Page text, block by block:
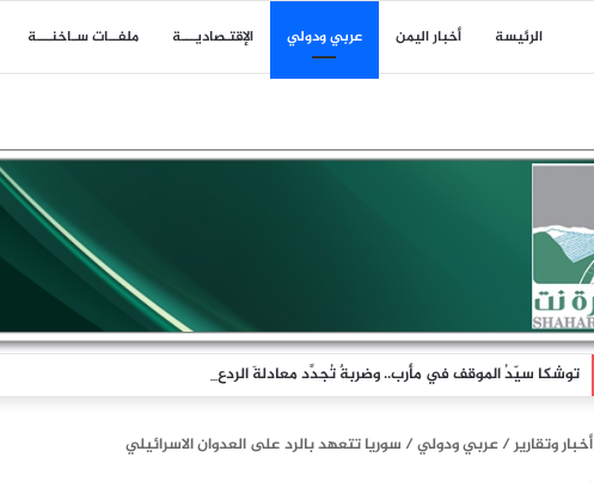
الرئيسة أخبار اليمن عربي ودولي اﻹقتـصاديـــة ملفــات سـاخنـــة
توشكا سيّدُ الموقف في مأرب.. وضربةٌ تُجدِّد معادلةَ الردع
أخبار وتقارير/عربي ودولي/ سوريا تتعهد بالرد على العدوان الاسرائيلي